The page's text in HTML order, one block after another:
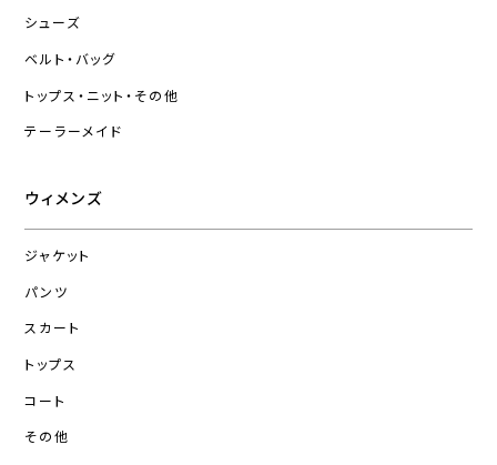
シューズ
ベルト・バッグ
トップス・ニット・その他
テーラーメイド
ウィメンズ
ジャケット
パンツ
スカート
トップス
コート
その他